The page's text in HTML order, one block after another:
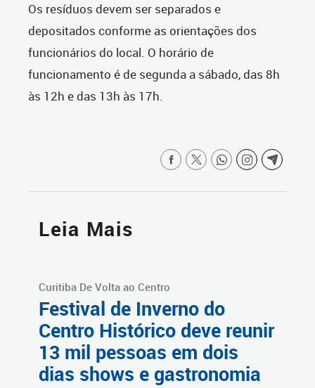
Os resíduos devem ser separados e
depositados conforme as orientações dos
funcionários do local. O horário de
funcionamento é de segunda a sábado, das 8h
às 12h e das 13h às 17h.
Leia Mais
Curitiba De Volta ao Centro
Festival de Inverno do
Centro Histórico deve reunir
13 mil pessoas em dois
dias shows e gastronomia